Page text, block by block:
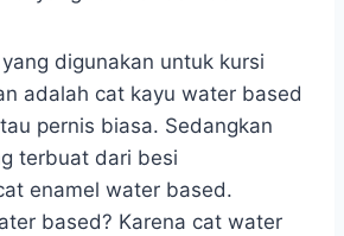
digunakan untuk kursi
adalah cat kayu water based
pernis biasa. Sedangkan
terbuat dari besi
enamel water based.
based? Karena cat water